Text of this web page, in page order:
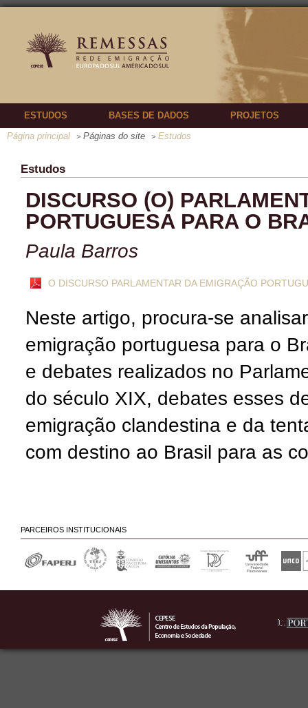
ESTUDOS BASES DE DADOS
PROJETOS
Página principal
> Páginas do site > Estudos
Estudos
DISCURSO (O)
PORTUGUESA PARA O
Paula Barros
O DISCURSO PARLAMENTAR DA EMIGRAÇÃO
Neste artigo, procura-se
emigração portuguesa para o
e debates realizados no
do século XIX, debates esses
emigração clandestina e da
com destino ao Brasil para as
PARCEIROS INSTITUCIONAIS